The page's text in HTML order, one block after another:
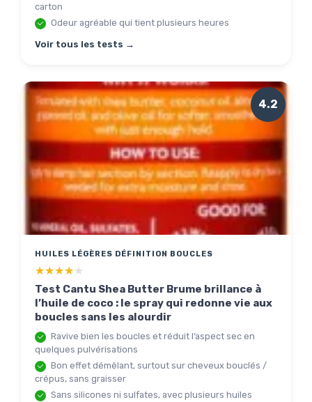
carton
Odeur agréable qui tient plusieurs heures
Voir tous les tests →
4.2
HUILES LÉGÈRES DÉFINITION BOUCLES
★★★★★
★★★★★
Test Cantu Shea Butter Brume brillance à
l’huile de coco : le spray qui redonne vie aux
boucles sans les alourdir
Ravive bien les boucles et réduit l’aspect sec en
quelques pulvérisations
Bon effet démêlant, surtout sur cheveux bouclés /
crépus, sans graisser
Sans silicones ni sulfates, avec plusieurs huiles